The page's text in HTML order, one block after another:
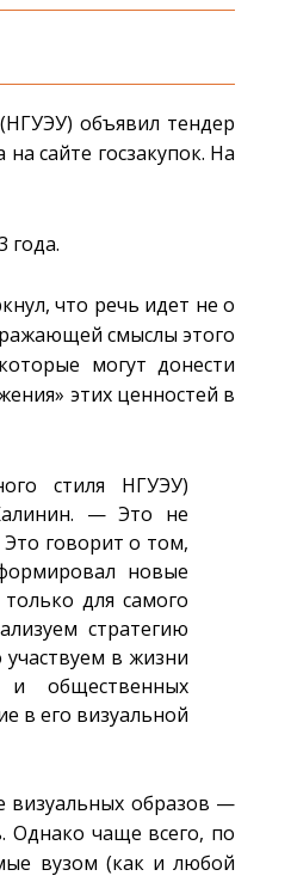
объявил тендер
сайте госзакупок. На
года.
что речь идет не о
смыслы этого
могут донести
этих ценностей в
стиля НГУЭУ)
— Это не
Это говорит о том,
новые
для самого
стратегию
в жизни
и общественных
в его визуальной
визуальных образов —
Однако чаще всего, по
вузом (как и любой